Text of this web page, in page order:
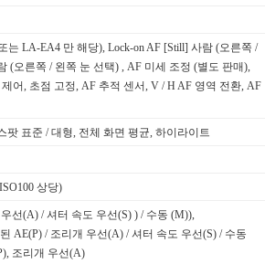
는 LA-EA4 만 해당), Lock-on AF [Still] 사람 (오른쪽 /
(오른쪽 / 왼쪽 눈 선택) , AF 미세 조정 (별도 판매),
어, 초점 고정, AF 추적 센서, V / H AF 영역 전환, AF
팟 표준 / 대형, 전체 화면 평균, 하이라이트
상당)
선(A) / 셔터 속도 우선(S) ) / 수동 (M)),
AE(P) / 조리개 우선(A) / 셔터 속도 우선(S) / 수동
조리개 우선(A)